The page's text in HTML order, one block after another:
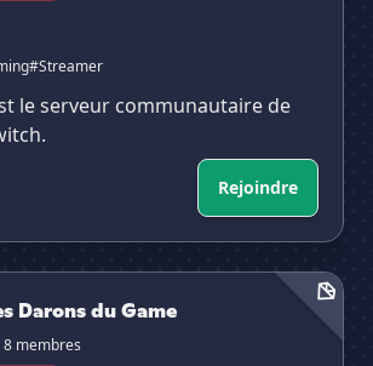
#Streamer
le serveur communautaire de
Rejoindre
Darons du Game
8 membres